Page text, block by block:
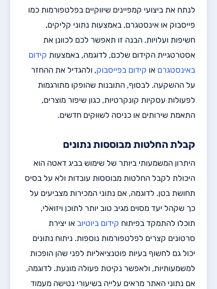
לנתח את ביצועי קמפיינים שיווקיים בפלטפורמות כמו
פייסבוק או אינסטגרם, באמצעות נתוני קליקים,
חשיפות ועלויות. הבנה זו תאפשר לכם לכוונן את
אסטרטגיית הקידום שלכם, לדוגמה, באמצעות קידום
באינסטגרם או קידום בפייסבוק, ולהגדיל את ההחזר
על ההשקעה. לבסוף, התובנות שהופקו מתורגמות
לפעולות עסקיות קונקרטיות, כגון שיפור מוצרים,
התאמת שירותים או כניסה לשווקים חדשים.
קבלת החלטות מבוססות נתונים
היתרון המשמעותי ביותר של שימוש בביג דאטה הוא
היכולת לקבל החלטות מבוססות עובדות ולא על בסיס
תחושת בטן. לדוגמה, אם נתוני המכירות מצביעים על
כך שקהל יעד מסוים מגיב טוב יותר לתוכן ויזואלי,
תוכלו להתמקד בפיתוח קידום ביוטיוב או יצירת
סרטונים קצרים לפלטפורמות נוספות. ניתוח נתונים
יכול גם לחשוף בעיות פוטנציאליות לפני שהן הופכות
למשמעותיות, ולאפשר נקיטת פעולה מונעת. לדוגמה,
אם נתוני האתר מראים עלייה בשיעורי נטישה מעמוד